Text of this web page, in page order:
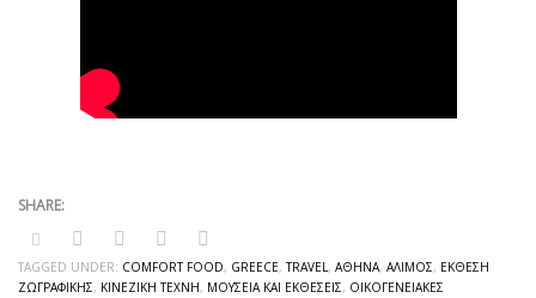
TAGGED UNDER: COMFORT FOOD, GREECE,TRAVEL, ΑΘΉΝΑ, ΆΛΙΜΟΣ, ΈΚΘΕΣΗ
ΖΩΓΡΑΦΙΚΉΣ, ΚΙΝΕΖΙΚΉ ΤΈΧΝΗ, ΜΟΥΣΕΊΑ ΚΑΙ ΕΚΘΈΣΕΙΣ, ΟΙΚΟΓΕΝΕΙΑΚΈΣ